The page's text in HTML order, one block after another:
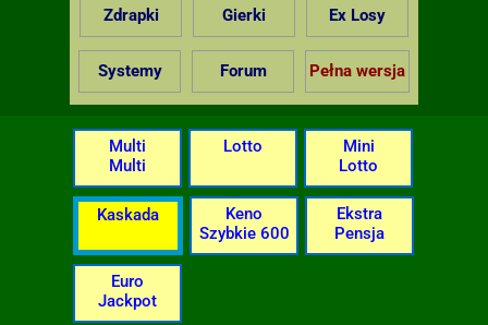
Zdrapki Gierki Ex Losy
Systemy Forum Pełna wersja
Multi
Multi
Lotto
Mini
Lotto
Kaskada
Keno
Szybkie 600
Ekstra
Pensja
Euro
Jackpot